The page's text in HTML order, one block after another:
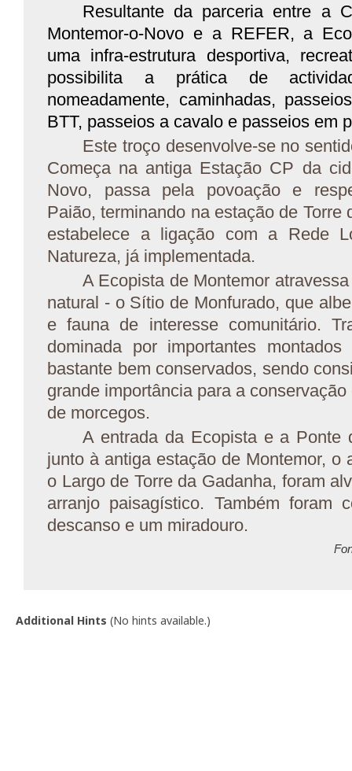
Resultante da parceria entre a
Montemor-o-Novo e a REFER, a
uma infra-estrutura desportiva,
possibilita a prática de
nomeadamente, caminhadas,
BTT, passeios a cavalo e passeios em
Este troço desenvolve-se no
Começa na antiga Estação CP da
Novo, passa pela povoação e
Paião, terminando na estação de Torre
estabelece a ligação com a Rede
Natureza, já implementada.
A Ecopista de Montemor
natural - o Sítio de Monfurado, que
e fauna de interesse comunitário.
dominada por importantes
bastante bem conservados, sendo
grande importância para a
de morcegos.
A entrada da Ecopista e a Ponte
junto à antiga estação de Montemor, o
o Largo de Torre da Gadanha, foram
arranjo paisagístico. Também foram
descanso e um miradouro.
Additional Hints (No hints available.)